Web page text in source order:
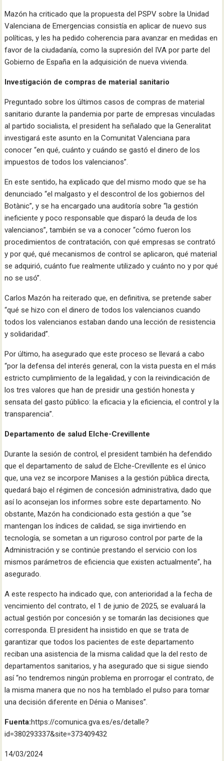
Mazón ha criticado que la propuesta del PSPV sobre la Unidad
Valenciana de Emergencias consistía en aplicar de nuevo sus
políticas, y les ha pedido coherencia para avanzar en medidas en
favor de la ciudadanía, como la supresión del IVA por parte del
Gobierno de España en la adquisición de nueva vivienda.
Investigación de compras de material sanitario
Preguntado sobre los últimos casos de compras de material
sanitario durante la pandemia por parte de empresas vinculadas
al partido socialista, el president ha señalado que la Generalitat
investigará este asunto en la Comunitat Valenciana para
conocer “en qué, cuánto y cuándo se gastó el dinero de los
impuestos de todos los valencianos”.
En este sentido, ha explicado que del mismo modo que se ha
denunciado “el malgasto y el descontrol de los gobiernos del
Botànic”, y se ha encargado una auditoría sobre “la gestión
ineficiente y poco responsable que disparó la deuda de los
valencianos”, también se va a conocer “cómo fueron los
procedimientos de contratación, con qué empresas se contrató
y por qué, qué mecanismos de control se aplicaron, qué material
se adquirió, cuánto fue realmente utilizado y cuánto no y por qué
no se usó”.
Carlos Mazón ha reiterado que, en definitiva, se pretende saber
“qué se hizo con el dinero de todos los valencianos cuando
todos los valencianos estaban dando una lección de resistencia
y solidaridad”.
Por último, ha asegurado que este proceso se llevará a cabo
“por la defensa del interés general, con la vista puesta en el más
estricto cumplimiento de la legalidad, y con la reivindicación de
los tres valores que han de presidir una gestión honesta y
sensata del gasto público: la eficacia y la eficiencia, el control y la
transparencia”.
Departamento de salud Elche-Crevillente
Durante la sesión de control, el president también ha defendido
que el departamento de salud de Elche-Crevillente es el único
que, una vez se incorpore Manises a la gestión pública directa,
quedará bajo el régimen de concesión administrativa, dado que
así lo aconsejan los informes sobre este departamento. No
obstante, Mazón ha condicionado esta gestión a que “se
mantengan los índices de calidad, se siga invirtiendo en
tecnología, se sometan a un riguroso control por parte de la
Administración y se continúe prestando el servicio con los
mismos parámetros de eficiencia que existen actualmente”, ha
asegurado.
A este respecto ha indicado que, con anterioridad a la fecha de
vencimiento del contrato, el 1 de junio de 2025, se evaluará la
actual gestión por concesión y se tomarán las decisiones que
corresponda. El president ha insistido en que se trata de
garantizar que todos los pacientes de este departamento
reciban una asistencia de la misma calidad que la del resto de
departamentos sanitarios, y ha asegurado que si sigue siendo
así “no tendremos ningún problema en prorrogar el contrato, de
la misma manera que no nos ha temblado el pulso para tomar
una decisión diferente en Dénia o Manises”.
Fuenta:https://comunica.gva.es/es/detalle?
id=380293337&site=373409432
14/03/2024